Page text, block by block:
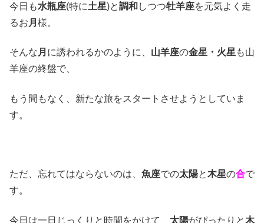
今日も水瓶座(特に土星)と調和 しつつ牡羊座を元気よく走
るお 月 様。
そんな 月 に誘われるかのように、 山羊座の金星・火星 も山
羊座の終盤で、
もう間もなく、新たな旅をスタートさせようとしていま
す。
ただ、忘れてはならないのは、 魚座での太陽と木星の合で
す。
今日は一日じっくりと時間をかけて、 太陽がぴったりと木